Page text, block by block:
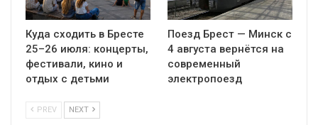
Куда сходить в Бресте
25–26 июля: концерты,
фестивали, кино и
отдых с детьми
Поезд Брест — Минск с
4 августа вернётся на
современный
электропоезд
PREV NEXT